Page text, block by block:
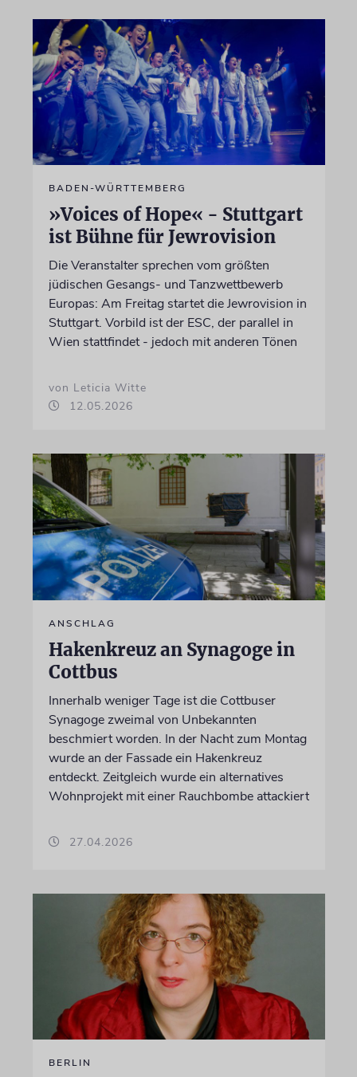
BADEN-WÜRTTEMBERG
»Voices of Hope« - Stuttgart
ist Bühne für Jewrovision
Die Veranstalter sprechen vom größten
jüdischen Gesangs- und Tanzwettbewerb
Europas: Am Freitag startet die Jewrovision in
Stuttgart. Vorbild ist der ESC, der parallel in
Wien stattfindet - jedoch mit anderen Tönen
von Leticia Witte
12.05.2026
ANSCHLAG
Hakenkreuz an Synagoge in
Cottbus
Innerhalb weniger Tage ist die Cottbuser
Synagoge zweimal von Unbekannten
beschmiert worden. In der Nacht zum Montag
wurde an der Fassade ein Hakenkreuz
entdeckt. Zeitgleich wurde ein alternatives
Wohnprojekt mit einer Rauchbombe attackiert
27.04.2026
BERLIN